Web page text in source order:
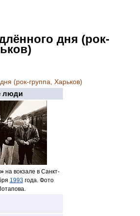
дня (рок-
(рок-группа, Харьков)
люди
на вокзале в Санкт-
1993 года. Фото